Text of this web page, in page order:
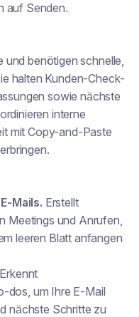
auf Senden.
und benötigen schnelle,
halten Kunden-Check-
sowie nächste
interne
mit Copy-and-Paste
Mails. Erstellt
Meetings und Anrufen,
leeren Blatt anfangen
Erkennt
dos, um Ihre E-Mail
nächste Schritte zu